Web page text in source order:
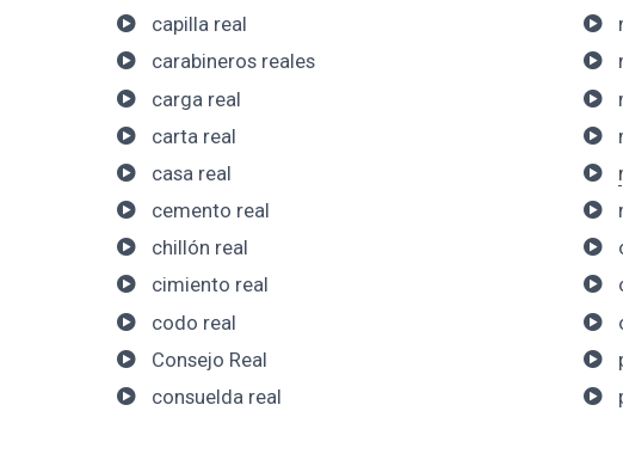
capilla real
carabineros reales
carga real
carta real
casa real
cemento real
chillón real
cimiento real
codo real
Consejo Real
consuelda real